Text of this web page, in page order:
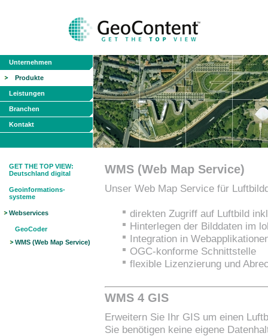
Unternehmen
Produkte
Leistungen
Branchen
Kontakt
GET THE TOP VIEW:
Deutschland digital
Geoinformations-
systeme
Webservices
GeoCoder
WMS (Web Map Service)
WMS (Web Map Service)
Unser Web Map Service für
direkten Zugriff auf Luftbild
Hinterlegen der Bilddaten im
Integration in
OGC-konforme Schnittstelle
flexible Lizenzierung und
WMS 4 GIS
Erweitern Sie Ihr GIS um einen
Sie benötigen keine eigene